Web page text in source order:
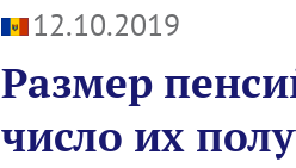
12.10.2019
Размер
число их